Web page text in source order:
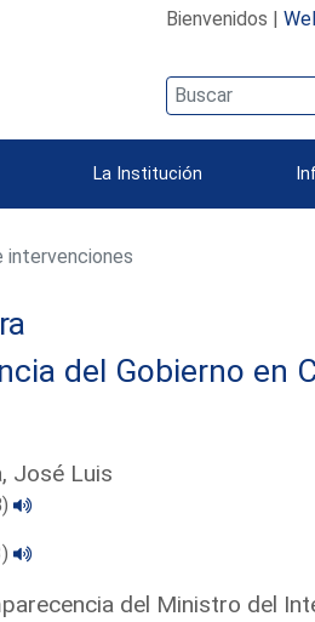
Bienvenidos |
La Institución
intervenciones
del Gobierno en
José Luis
del Ministro del